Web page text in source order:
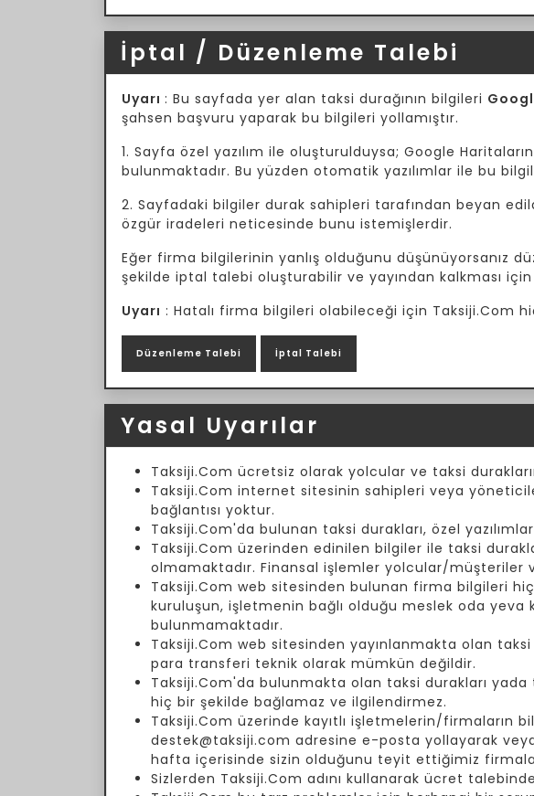
İptal / Düzenleme Talebi
Uyarı : Bu sayfada yer alan taksi durağının bilgileri
şahsen başvuru yaparak bu bilgileri yollamıştır.
1. Sayfa özel yazılım ile oluşturulduysa; Google
bulunmaktadır. Bu yüzden otomatik yazılımlar ile bu
2. Sayfadaki bilgiler durak sahipleri tarafından beyan
özgür iradeleri neticesinde bunu istemişlerdir.
Eğer firma bilgilerinin yanlış olduğunu düşünüyorsanız
şekilde iptal talebi oluşturabilir ve yayından kalkması
Uyarı : Hatalı firma bilgileri olabileceği için Taksiji.Com
Düzenleme Talebi İptal Talebi
Yasal Uyarılar
Taksiji.Com ücretsiz olarak yolcular ve taksi
Taksiji.Com internet sitesinin sahipleri veya
bağlantısı yoktur.
Taksiji.Com'da bulunan taksi durakları, özel
Taksiji.Com üzerinden edinilen bilgiler ile taksi
olmamaktadır. Finansal işlemler yolcular/müşteriler
Taksiji.Com web sitesinden bulunan firma bilgileri
kuruluşun, işletmenin bağlı olduğu meslek oda
bulunmamaktadır.
Taksiji.Com web sitesinden yayınlanmakta olan
para transferi teknik olarak mümkün değildir.
Taksiji.Com'da bulunmakta olan taksi durakları
hiç bir şekilde bağlamaz ve ilgilendirmez.
Taksiji.Com üzerinde kayıtlı işletmelerin/firmaların
destek@taksiji.com adresine e-posta yollayarak
hafta içerisinde sizin olduğunu teyit ettiğimiz
Sizlerden Taksiji.Com adını kullanarak ücret